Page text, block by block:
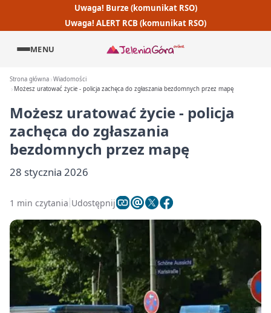
Uwaga! Burze (komunikat RSO)
Uwaga! ALERT RCB (komunikat RSO)
MENU
Strona główna Wiadomości
Możesz uratować życie - policja zachęca do zgłaszania bezdomnych przez mapę
Możesz uratować życie - policja
zachęca do zgłaszania
bezdomnych przez mapę
28 stycznia 2026
1 min czytania Udostępnij